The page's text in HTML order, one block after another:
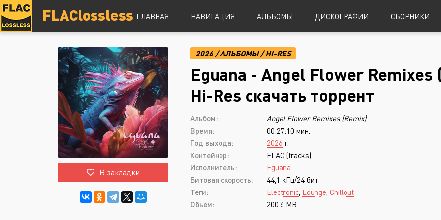
FLAClossless ГЛАВНАЯ НАВИГАЦИЯ
DSD
Hi-Res
Lossless
Vinyl
Топ 100
Alternative Rock
Indie Rock
Industrial Metal
Metalcore
Nu-Metal
Post-Hardcore
Punk Rock
Black Metal
Progressive Metal
Sludge Metal
Speed Metal
Blues
АЛЬБОМЫ ДИСКОГРАФИИ СБОРНИКИ
В закладки
2026 /АЛЬБОМЫ/HI-RES
Eguana - Angel Flower Remixes
Hi-Res скачать торрент
Альбом:
Angel Flower Remixes (Remix)
Время:
00:27:10 мин.
Год выхода:
2026 г.
Контейнер:
FLAC (tracks)
Исполнитель:
Eguana
Битовая скорость:
44,1 кГц/24 бит
Теги:
Electronic Lounge Chillout
Обьем:
200.6 MB